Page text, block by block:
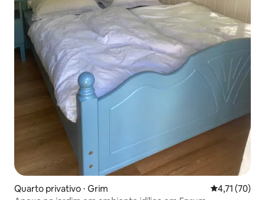
Quarto privativo ⋅ Grim 4,71 de uma
4,71 (70)